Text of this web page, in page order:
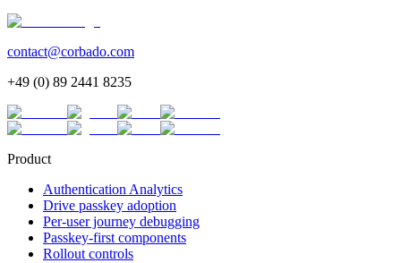
contact@corbado.com
+49 (0) 89 2441 8235
Product
Authentication Analytics
Drive passkey adoption
Per-user journey debugging
Passkey-first components
Rollout controls